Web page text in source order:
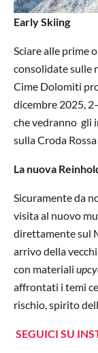
Early Skiing
Sciare alle prime
consolidate sulle
Cime Dolomiti
dicembre 2025,
che vedranno gli
sulla Croda
La nuova
Sicuramente da
visita al nuovo
direttamente sul
arrivo della
con materiali
affrontati i temi
rischio, spirito
SEGUICI SU